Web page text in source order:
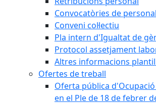
Convocatòries de personal
Conveni col·lectiu
Pla intern d'Igualtat de
Protocol assetjament
Altres informacions
Ofertes de treball
Oferta pública
en el Ple de 18 de febrer